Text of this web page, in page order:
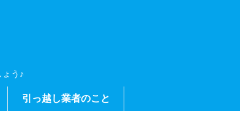
う♪
引っ越し業者のこと